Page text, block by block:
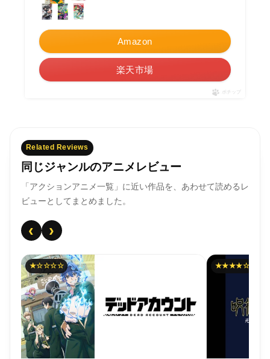
Amazon
楽天市場
ポチップ
Related Reviews
同じジャンルのアニメレビュー
「アクションアニメ一覧」に近い作品を、あわせて読めるレ
ビューとしてまとめました。
‹ ›
★☆☆☆☆ ★★★★☆